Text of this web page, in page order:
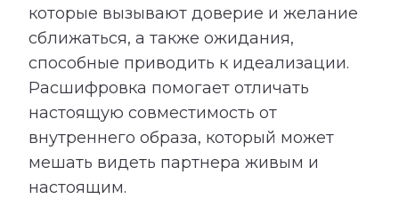
которые вызывают доверие и желание
сближаться, а также ожидания,
способные приводить к идеализации.
Расшифровка помогает отличать
настоящую совместимость от
внутреннего образа, который может
мешать видеть партнера живым и
настоящим.